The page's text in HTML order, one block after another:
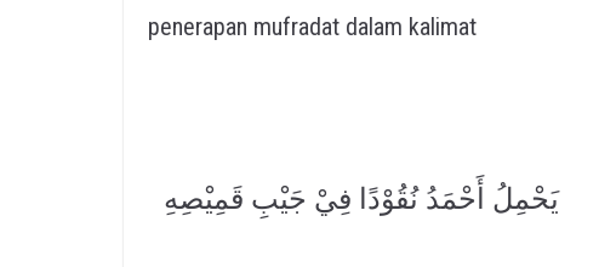
penerapan mufradat dalam kalimat
يَحْمِلُ أَحْمَدُ نُقُوْدًا فِيْ جَيْبِ قَمِيْصِهِ